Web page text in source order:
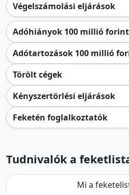
Végelszámolási eljárások
Adóhiányok 100 millió
Adótartozások 100 millió
Törölt cégek
Kényszertörlési eljárások
Feketén foglalkoztatók
Tudnivalók a
Mi a